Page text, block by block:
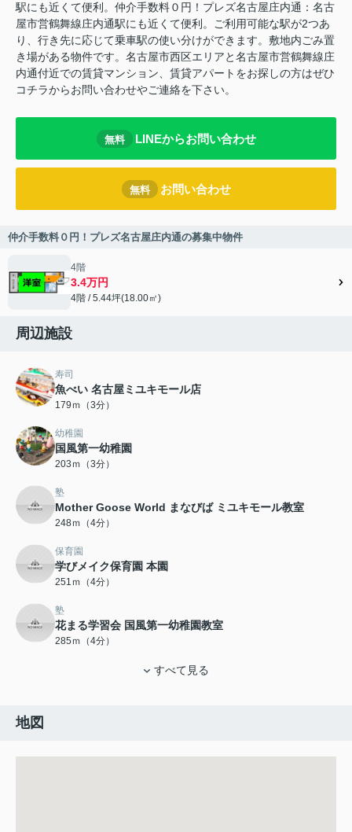
駅にも近くて便利。仲介手数料０円！プレズ名古屋庄内通：名古
屋市営鶴舞線庄内通駅にも近くて便利。ご利用可能な駅が2つあ
り、行き先に応じて乗車駅の使い分けができます。敷地内ごみ置
き場がある物件です。名古屋市西区エリアと名古屋市営鶴舞線庄
内通付近での賃貸マンション、賃貸アパートをお探しの方はぜひ
コチラからお問い合わせやご連絡を下さい。
無料 LINEからお問い合わせ
無料 お問い合わせ
仲介手数料０円！プレズ名古屋庄内通の募集中物件
4階
3.4万円
4階 / 5.44坪(18.00㎡)
周辺施設
寿司
魚べい 名古屋ミユキモール店
179ｍ（3分）
幼稚園
国風第一幼稚園
203ｍ（3分）
塾
Mother Goose World まなびば ミユキモール教室
248ｍ（4分）
保育園
学びメイク保育園 本園
251ｍ（4分）
塾
花まる学習会 国風第一幼稚園教室
285ｍ（4分）
すべて見る
地図